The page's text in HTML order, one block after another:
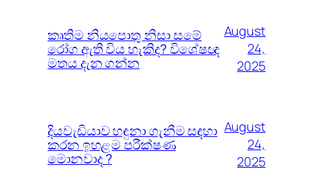
කෘතිම නියපොතු නිසා සමේ
රෝග ඇති විය හැකිද? විශේෂඥ
මතය දැන ගන්න
August
24,
2025
දියවැඩියාව හඳුනා ගැනීම සඳහා
කරන ඉහළම පරීක්ෂණ
මොනවාද ?
August
24,
2025